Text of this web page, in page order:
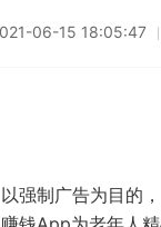
06-15 18:05:47
强制广告为目的